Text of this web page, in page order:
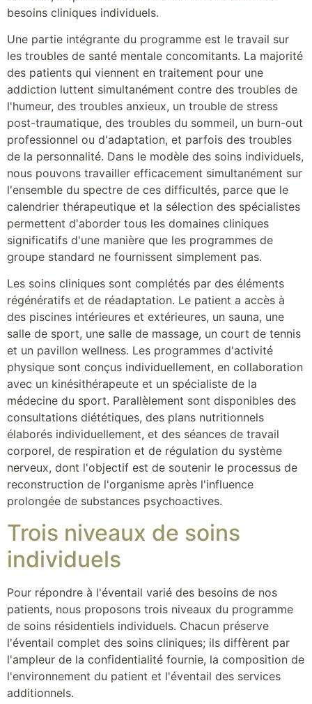
besoins cliniques individuels.
Une partie intégrante du programme est le travail sur
les troubles de santé mentale concomitants. La majorité
des patients qui viennent en traitement pour une
addiction luttent simultanément contre des troubles de
l'humeur, des troubles anxieux, un trouble de stress
post-traumatique, des troubles du sommeil, un burn-out
professionnel ou d'adaptation, et parfois des troubles
de la personnalité. Dans le modèle des soins individuels,
nous pouvons travailler efficacement simultanément sur
l'ensemble du spectre de ces difficultés, parce que le
calendrier thérapeutique et la sélection des spécialistes
permettent d'aborder tous les domaines cliniques
significatifs d'une manière que les programmes de
groupe standard ne fournissent simplement pas.
Les soins cliniques sont complétés par des éléments
régénératifs et de réadaptation. Le patient a accès à
des piscines intérieures et extérieures, un sauna, une
salle de sport, une salle de massage, un court de tennis
et un pavillon wellness. Les programmes d'activité
physique sont conçus individuellement, en collaboration
avec un kinésithérapeute et un spécialiste de la
médecine du sport. Parallèlement sont disponibles des
consultations diététiques, des plans nutritionnels
élaborés individuellement, et des séances de travail
corporel, de respiration et de régulation du système
nerveux, dont l'objectif est de soutenir le processus de
reconstruction de l'organisme après l'influence
prolongée de substances psychoactives.
Trois niveaux de soins
individuels
Pour répondre à l'éventail varié des besoins de nos
patients, nous proposons trois niveaux du programme
de soins résidentiels individuels. Chacun préserve
l'éventail complet des soins cliniques; ils diffèrent par
l'ampleur de la confidentialité fournie, la composition de
l'environnement du patient et l'éventail des services
additionnels.